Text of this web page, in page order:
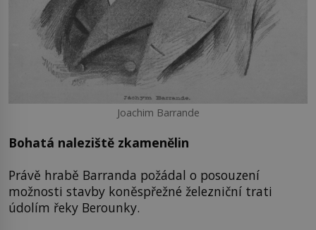
Joachim Barrande
Bohatá naleziště zkamenělin
Právě hrabě Barranda požádal o posouzení
možnosti stavby koněspřežné železniční trati
údolím řeky Berounky.